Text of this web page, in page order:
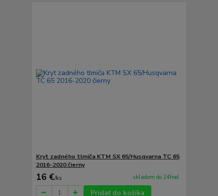
Kryt zadného tlmiča KTM SX 65/Husqvarna TC 65
2016-2020 čierny
16 €/ks skladom do 24hod.
Pridať do košíka